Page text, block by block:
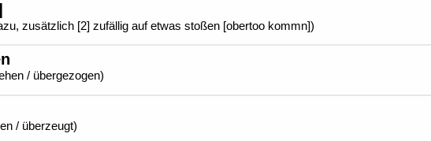
zusätzlich [2] zufällig auf etwas stoßen [obertoo kommn])
/ übergezogen)
/ überzeugt)